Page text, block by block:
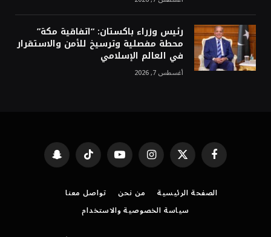
رئيس وزراء باكستان: “اتفاقية مكة”
محطة مفصلية وترسيخ للأمن والاستقرار
في العالم الإسلامي
أغسطس 7, 2026
فيسبوك X
(Twitter)
الانستغراميوتيوب تيكتوك Snapchat
الصفحة الرئيسية من نحن
تواصل معنا
سياسة الخصوصية والاستخدام